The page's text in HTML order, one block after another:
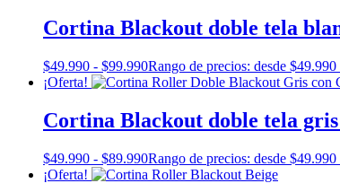
Cortina Blackout doble tela
$49.990 - $99.990Rango de precios: desde
¡Oferta!
Cortina Blackout doble tela gris
$49.990 - $89.990Rango de precios: desde
¡Oferta!